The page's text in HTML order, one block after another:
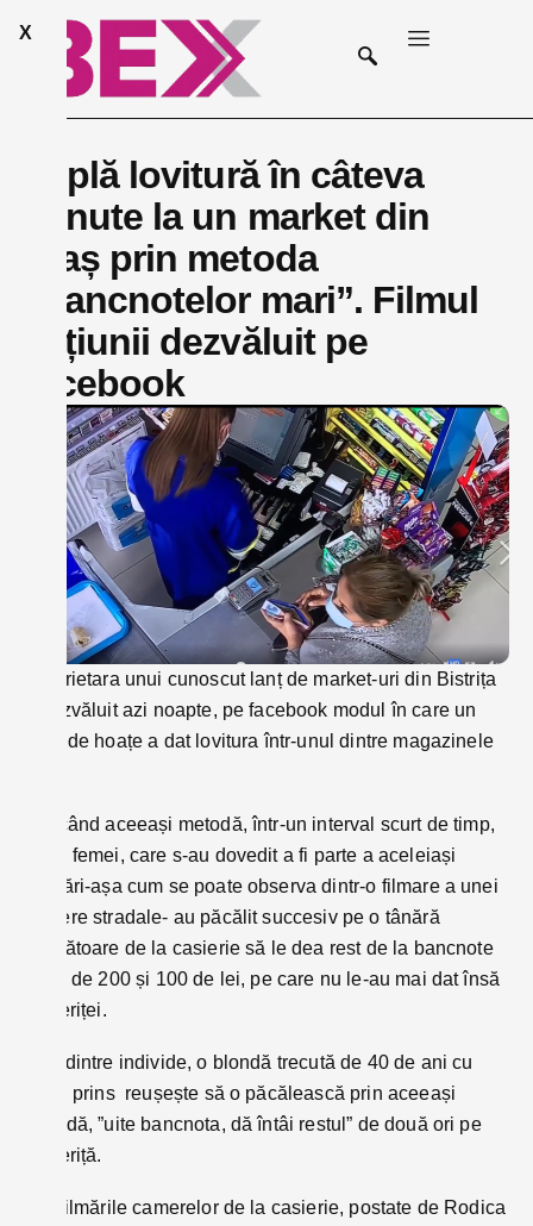
X
Triplă lovitură în câteva
minute la un market din
oraș prin metoda
”bancnotelor mari”. Filmul
acțiunii dezvăluit pe
facebook
Proprietara unui cunoscut lanț de market-uri din Bistrița
a dezvăluit azi noapte, pe facebook modul în care un
grup de hoațe a dat lovitura într-unul dintre magazinele
Aplicând aceeași metodă, într-un interval scurt de timp,
două femei, care s-au dovedit a fi parte a aceleiași
grupări-așa cum se poate observa dintr-o filmare a unei
camere stradale- au păcălit succesiv pe o tânără
vânzătoare de la casierie să le dea rest de la bancnote
mari, de 200 și 100 de lei, pe care nu le-au mai dat însă
casieriței.
Una dintre individe, o blondă trecută de 40 de ani cu
părul prins reușește să o păcălească prin aceeași
metodă, ”uite bancnota, dă întâi restul” de două ori pe
casieriță.
Din filmările camerelor de la casierie, postate de Rodica